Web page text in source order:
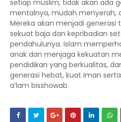
setiap muslim, tidak akan ada
mentalnya, mudah menyerah,
Mereka akan menjadi generasi
sekuat baja dan kepribadian
pendahulunya. Islam
anak dan menjaga kekuatan
pendidikan yang berkualitas,
generasi hebat, kuat iman
a’lam bisshowab.